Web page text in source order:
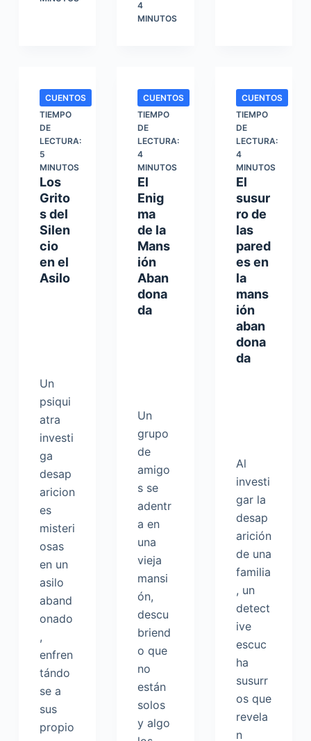
4
MINUTOS
CUENTOS
TIEMPO
DE
LECTURA:
5
MINUTOS
Los
Grito
s del
Silen
cio
en el
Asilo
Un
psiqui
atra
investi
ga
desap
aricion
es
misteri
osas
en un
asilo
aband
onado
,
enfren
tándo
se a
sus
propio
CUENTOS
TIEMPO
DE
LECTURA:
4
MINUTOS
El
Enig
ma
de la
Mans
ión
Aban
dona
da
Un
grupo
de
amigo
s se
adentr
a en
una
vieja
mansi
ón,
descu
briend
o que
no
están
solos
y algo
CUENTOS
TIEMPO
DE
LECTURA:
4
MINUTOS
El
susur
ro de
las
pared
es en
la
mans
ión
aban
dona
da
Al
investi
gar la
desap
arición
de una
familia
, un
detect
ive
escuc
ha
susurr
os que
revela
n